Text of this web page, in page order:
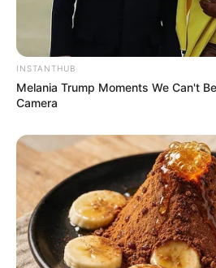
INSTANTHUB
Melania Trump Moments We Can't
Camera